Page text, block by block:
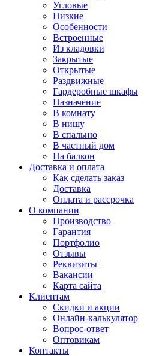
Угловые
Низкие
Особенности
Встроенные
Из кладовки
Закрытые
Открытые
Раздвижные
Гардеробные шкафы
Назначение
В комнату
В нишу
В спальню
В частный дом
На балкон
Доставка и оплата
Как сделать заказ
Доставка
Оплата и рассрочка
О компании
Производство
Гарантия
Портфолио
Отзывы
Реквизиты
Вакансии
Карта сайта
Клиентам
Скидки и акции
Онлайн-калькулятор
Вопрос-ответ
Оптовикам
Контакты